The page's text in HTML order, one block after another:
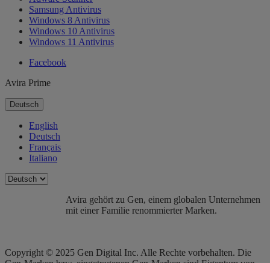
Samsung Antivirus
Windows 8 Antivirus
Windows 10 Antivirus
Windows 11 Antivirus
Facebook
Avira Prime
Deutsch
English
Deutsch
Français
Italiano
Avira gehört zu Gen, einem globalen Unternehmen
mit einer Familie renommierter Marken.
Copyright © 2025 Gen Digital Inc. Alle Rechte vorbehalten. Die